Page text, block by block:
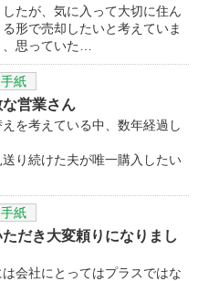
たが、気に入って大切に住ん
形で売却したいと考えていま
思っていた…
紙
営業さん
を考えている中、数年経過し
り続けた夫が唯一購入したい
紙
だき大変頼りになりまし
会社にとってはプラスではな